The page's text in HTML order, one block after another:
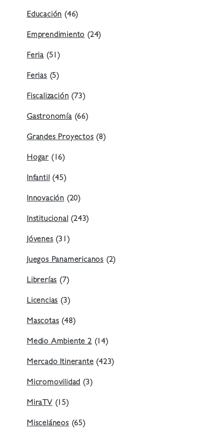
Educación(46)
Emprendimiento(24)
Feria (51)
Ferias(5)
Fiscalización(73)
Gastronomía(66)
Grandes Proyectos(8)
Hogar (16)
Infantil(45)
Innovación (20)
Institucional(243)
Jóvenes(31)
Juegos Panamericanos (2)
Librerías(7)
Licencias(3)
Mascotas(48)
Medio Ambiente 2(14)
Mercado Itinerante(423)
Micromovilidad(3)
MiraTV(15)
Misceláneos(65)